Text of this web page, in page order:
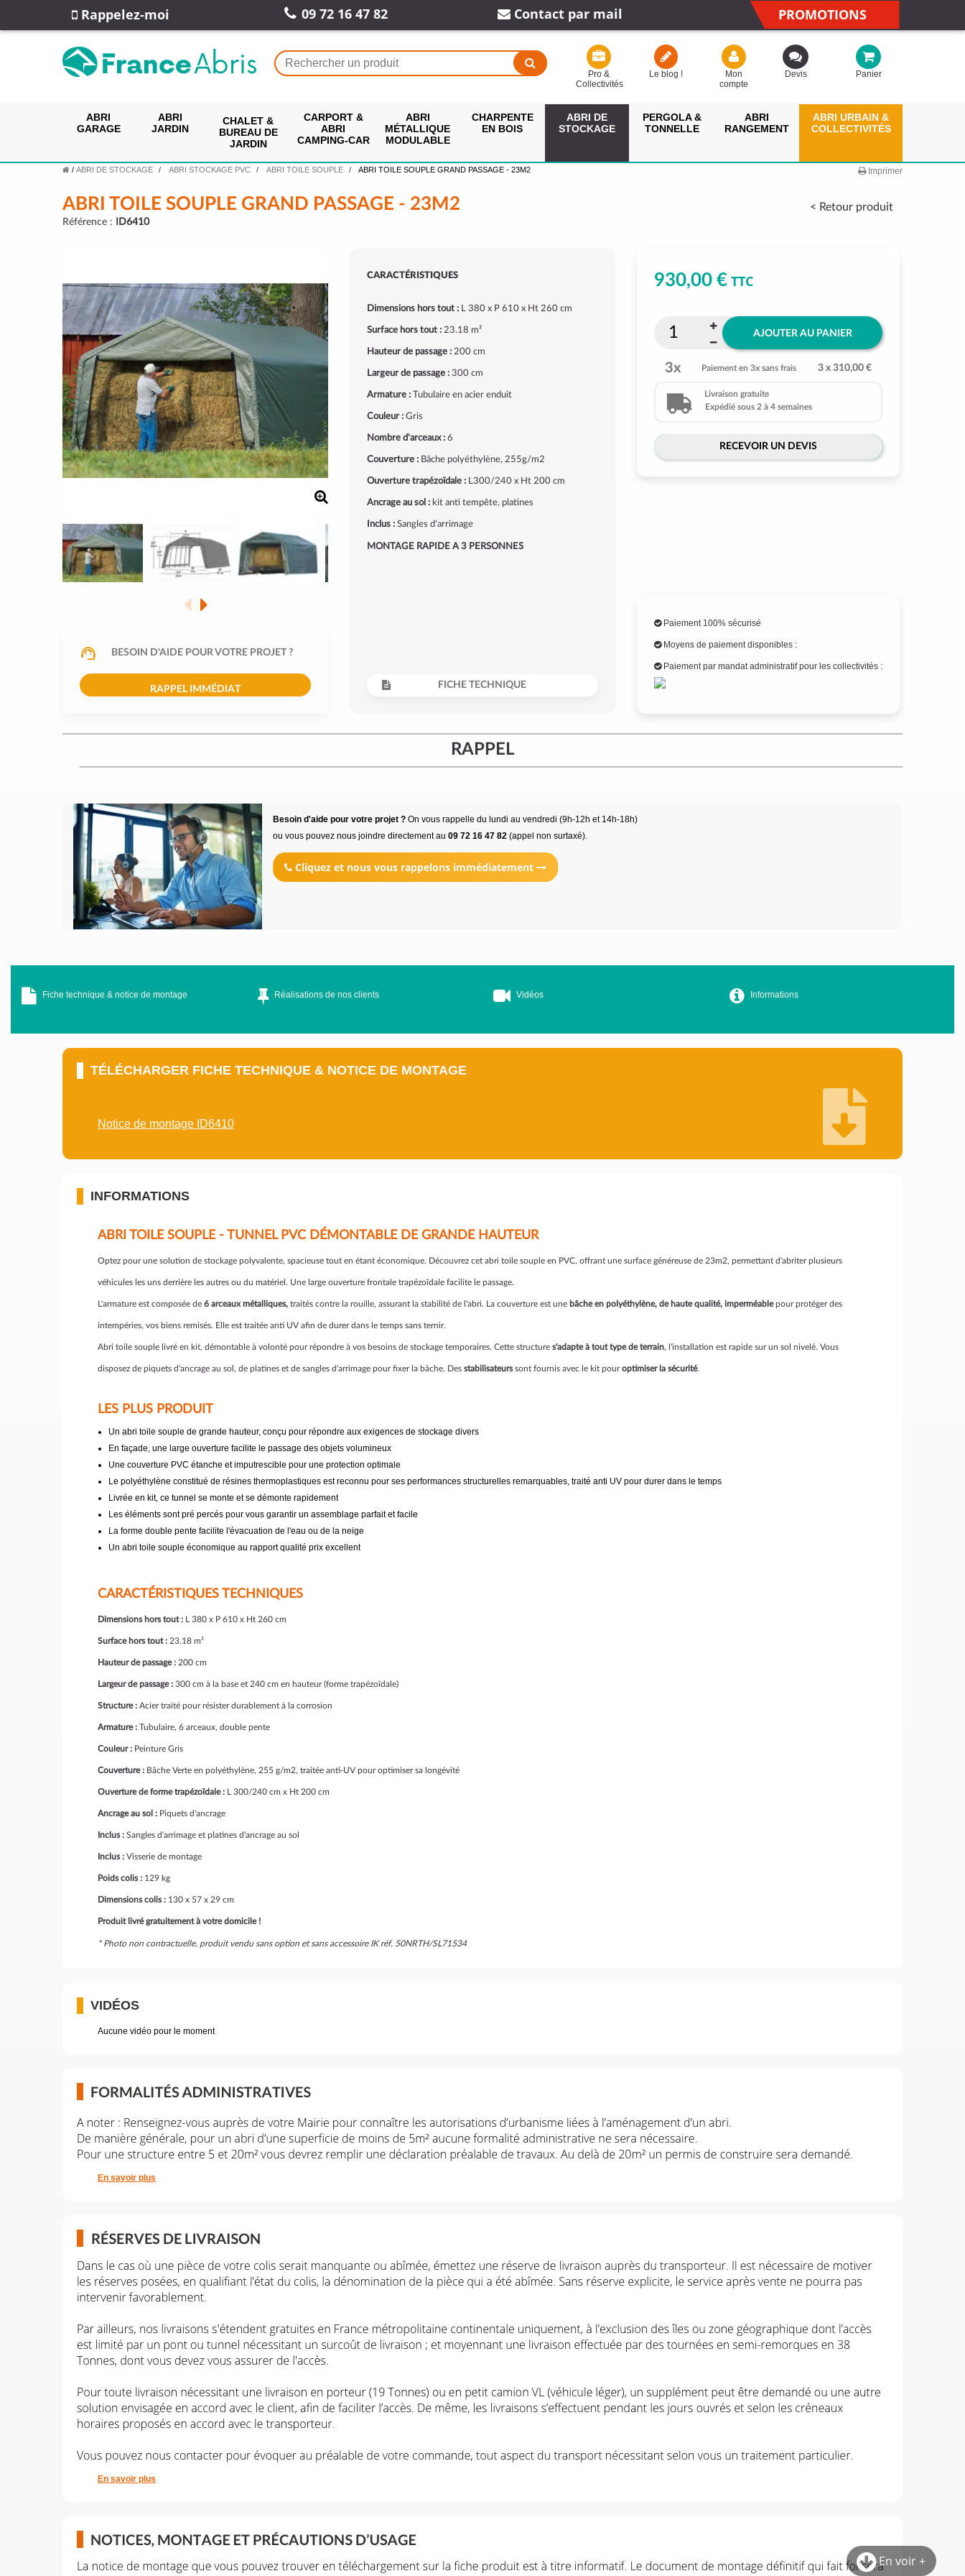
Rappelez-moi 09 72 16 47 82 Contact par mail PROMOTIONS
Pro &
Collectivités
Le blog !
Mon
compte
Devis Panier
ABRI
GARAGE
ABRI
JARDIN
CHALET &
BUREAU DE
JARDIN
CARPORT &
ABRI
CAMPING-CAR
ABRI
MÉTALLIQUE
MODULABLE
CHARPENTE
EN BOIS
ABRI DE
STOCKAGE
PERGOLA &
TONNELLE
ABRI
RANGEMENT
ABRI URBAIN &
COLLECTIVITÉS
/ ABRI DE STOCKAGE ABRI STOCKAGE PVC ABRI TOILE SOUPLE ABRI TOILE SOUPLE GRAND PASSAGE - 23M2 Imprimer
< Retour produit
ABRI TOILE SOUPLE GRAND PASSAGE - 23M2
Référence : ID6410
BESOIN D'AIDE POUR VOTRE PROJET ?
RAPPEL IMMÉDIAT
CARACTÉRISTIQUES
Dimensions hors tout :L 380 x P 610 x Ht 260 cm
Surface hors tout :23.18 m²
Hauteur de passage :200 cm
Largeur de passage :300 cm
Armature :Tubulaire en acier enduit
Couleur :Gris
Nombre d'arceaux :6
Couverture :Bâche polyéthylène, 255g/m2
Ouverture trapézoïdale :L300/240 x Ht 200 cm
Ancrage au sol : kit anti tempête, platines
Inclus :Sangles d'arrimage
MONTAGE RAPIDE A 3 PERSONNES
FICHE TECHNIQUE
930,00 €TTC
AJOUTER AU PANIER
3x Paiement en 3x sans frais 3 x 310,00 €
Livraison gratuite
Expédié sous 2 à 4 semaines
RECEVOIR UN DEVIS
Paiement 100% sécurisé
Moyens de paiement disponibles :
Paiement par mandat administratif pour les collectivités :
RAPPEL
Besoin d'aide pour votre projet ?On vous rappelle du lundi au vendredi (9h-12h et 14h-18h)
ou vous pouvez nous joindre directement au 09 72 16 47 82(appel non surtaxé).
Cliquez et nous vous rappelons immédiatement
En voir +
Fiche technique & notice de montage Réalisations de nos clients Vidéos Informations
TÉLÉCHARGER FICHE TECHNIQUE & NOTICE DE MONTAGE
Notice de montage ID6410
INFORMATIONS
ABRI TOILE SOUPLE - TUNNEL PVC DÉMONTABLE DE GRANDE HAUTEUR
Optez pour une solution de stockage polyvalente, spacieuse tout en étant économique. Découvrez cet abri toile souple en PVC, offrant une surface généreuse de 23m2, permettant d'abriter plusieurs
véhicules les uns derrière les autres ou du matériel. Une large ouverture frontale trapézoïdale facilite le passage.
L'armature est composée de 6 arceaux métalliques, traités contre la rouille, assurant la stabilité de l'abri. La couverture est une bâche en polyéthylène, de haute qualité, imperméablepour protéger des
intempéries, vos biens remisés. Elle est traitée anti UV afin de durer dans le temps sans ternir.
Abri toile souple livré en kit, démontable à volonté pour répondre à vos besoins de stockage temporaires. Cette structure s'adapte à tout type de terrain, l'installation est rapide sur un sol nivelé. Vous
disposez de piquets d'ancrage au sol, de platines et de sangles d'arrimage pour fixer la bâche. Des stabilisateurssont fournis avec le kit pouroptimiser la sécurité.
LES PLUS PRODUIT
Un abri toile souple de grande hauteur, conçu pour répondre aux exigences de stockage divers
En façade, une large ouverture facilite le passage des objets volumineux
Une couverture PVC étanche et imputrescible pour une protection optimale
Le polyéthylène constitué de résines thermoplastiques est reconnu pour ses performances structurelles remarquables, traité anti UV pour durer dans le temps
Livrée en kit, ce tunnel se monte et se démonte rapidement
Les éléments sont pré percés pour vous garantir un assemblage parfait et facile
La forme double pente facilite l'évacuation de l'eau ou de la neige
Un abri toile souple économique au rapport qualité prix excellent
CARACTÉRISTIQUES TECHNIQUES
Dimensions hors tout : L 380 x P 610 x Ht 260 cm
Surface hors tout : 23.18 m²
Hauteur de passage : 200 cm
Largeur de passage : 300 cm à la base et 240 cm en hauteur (forme trapézoïdale)
Structure : Acier traité pour résister durablement à la corrosion
Armature : Tubulaire, 6 arceaux, double pente
Couleur : Peinture Gris
Couverture : Bâche Verte en polyéthylène, 255 g/m2, traitée anti-UV pour optimiser sa longévité
Ouverture de forme trapézoïdale : L 300/240 cm x Ht 200 cm
Ancrage au sol : Piquets d'ancrage
Inclus : Sangles d'arrimage et platines d'ancrage au sol
Inclus : Visserie de montage
Poids colis : 129 kg
Dimensions colis : 130 x 57 x 29 cm
Produit livré gratuitement à votre domicile !
* Photo non contractuelle, produit vendu sans option et sans accessoire IK réf. 50NRTH/SL71534
VIDÉOS
Aucune vidéo pour le moment
En savoir plus
En savoir plus